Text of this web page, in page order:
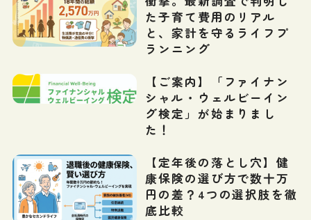
た子育て費用のリアル
と、家計を守るライフプ
ランニング
【ご案内】「ファイナン
シャル・ウェルビーイン
グ検定」が始まりまし
た！
【定年後の落とし穴】健
康保険の選び方で数十万
円の差？4つの選択肢を徹
底比較